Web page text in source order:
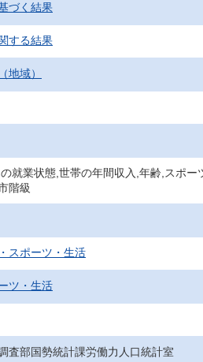
づく結果
する結果
地域）
就業状態,世帯の年間収入,年齢,スポ
階級
スポーツ・生活
ツ・生活
査部国勢統計課労働力人口統計室